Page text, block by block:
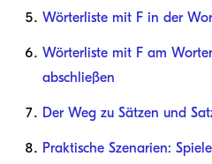
Wörterliste mit F in der
Wörterliste mit F am
abschließen
Der Weg zu Sätzen und
Praktische Szenarien: